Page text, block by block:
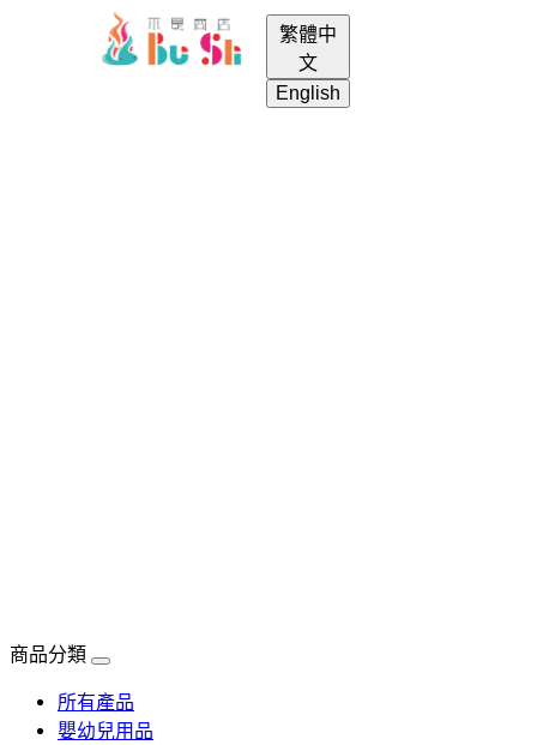
繁體中
文
English
商品分類
所有產品
嬰幼兒用品